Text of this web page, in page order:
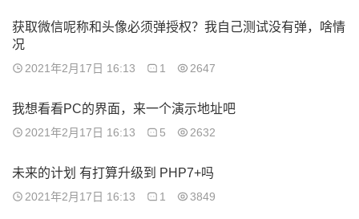
获取微信呢称和头像必须弹授权？我自己测试没有弹，啥情
况
2021年2月17日 16:13 1 2647
我想看看PC的界面，来一个演示地址吧
2021年2月17日 16:13 5 2632
未来的计划 有打算升级到 PHP7+吗
2021年2月17日 16:13 1 3849